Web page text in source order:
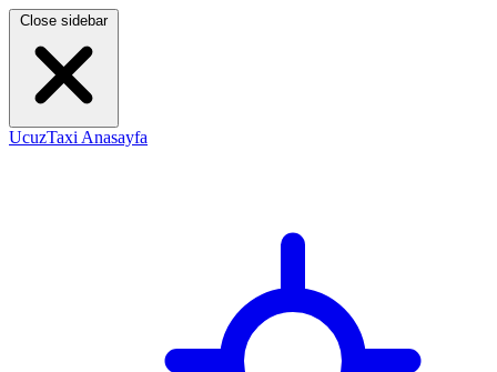
Close sidebar
UcuzTaxi Anasayfa